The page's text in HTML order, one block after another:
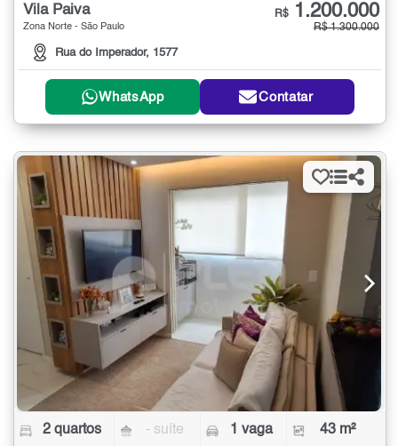
Vila Paiva
Zona Norte - São Paulo
Rua do Imperador, 1577
R$ 1.200.000
R$ 1.300.000
WhatsApp Contatar
2 quartos - suíte 1 vaga 43 m²